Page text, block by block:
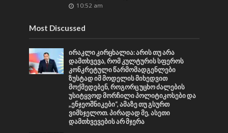
10:52 am
Most Discussed
ირაკლი კირცხალია: არის თუ არა
დამთხვევა, რომ კულტურის სფეროს
კონკრეტული წარმომადგენლები
ზუსტად იმ მოდელის მიხედვით
მოქმედებენ, როგორც უცხო ძალების
უსიტყვოდ მორჩილი პოლიტიკოსები და
„ენჯეოშნიკები“, ამაზე თუ გსურთ
ვიმსჯელოთ. პირადად მე, ასეთი
დამთხვევების არ მჯერა